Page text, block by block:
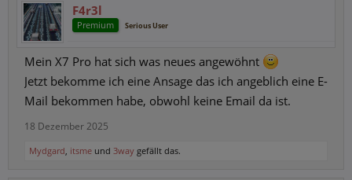
F4r3l
Premium Serious User
Mein X7 Pro hat sich was neues angewöhnt
Jetzt bekomme ich eine Ansage das ich angeblich eine E-
Mail bekommen habe, obwohl keine Email da ist.
18 Dezember 2025
Mydgard, itsme und 3way gefällt das.